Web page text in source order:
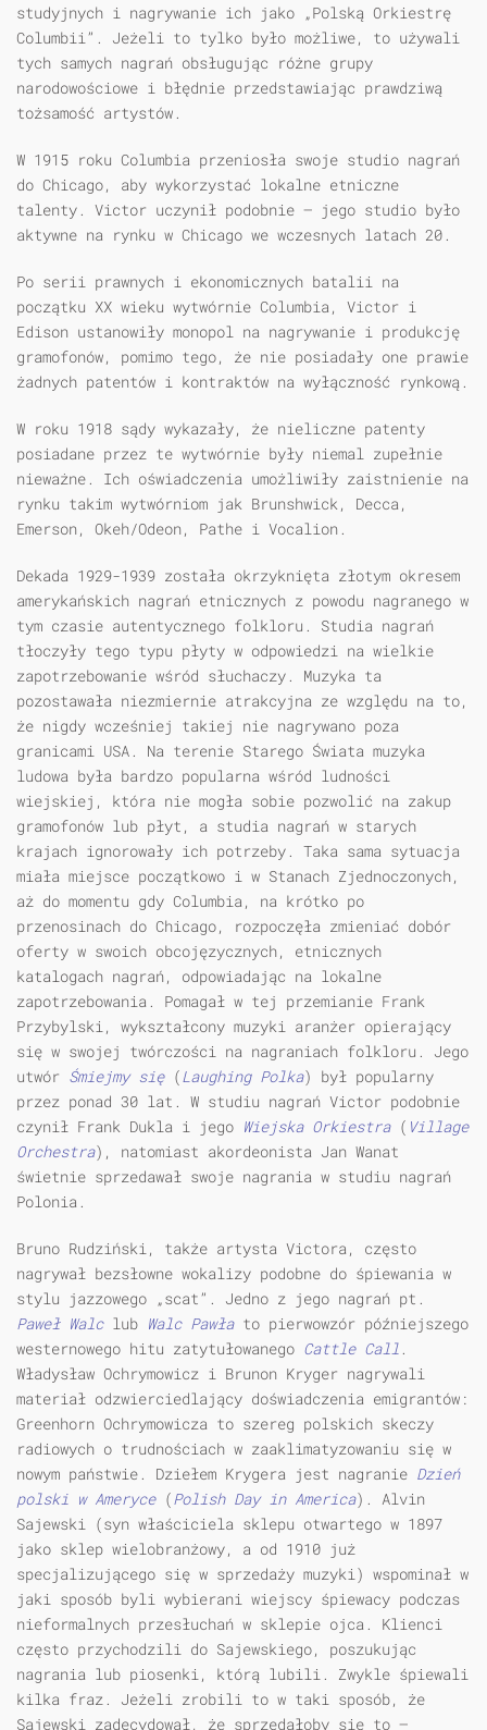
studyjnych i nagrywanie ich jako „Polską Orkiestrę
Columbii”. Jeżeli to tylko było możliwe, to używali
tych samych nagrań obsługując różne grupy
narodowościowe i błędnie przedstawiając prawdziwą
tożsamość artystów.
W 1915 roku Columbia przeniosła swoje studio nagrań
do Chicago, aby wykorzystać lokalne etniczne
talenty. Victor uczynił podobnie — jego studio było
aktywne na rynku w Chicago we wczesnych latach 20.
Po serii prawnych i ekonomicznych batalii na
początku XX wieku wytwórnie Columbia, Victor i
Edison ustanowiły monopol na nagrywanie i produkcję
gramofonów, pomimo tego, że nie posiadały one prawie
żadnych patentów i kontraktów na wyłączność rynkową.
W roku 1918 sądy wykazały, że nieliczne patenty
posiadane przez te wytwórnie były niemal zupełnie
nieważne. Ich oświadczenia umożliwiły zaistnienie na
rynku takim wytwórniom jak Brunshwick, Decca,
Emerson, Okeh/Odeon, Pathe i Vocalion.
Dekada 1929-1939 została okrzyknięta złotym okresem
amerykańskich nagrań etnicznych z powodu nagranego w
tym czasie autentycznego folkloru. Studia nagrań
tłoczyły tego typu płyty w odpowiedzi na wielkie
zapotrzebowanie wśród słuchaczy. Muzyka ta
pozostawała niezmiernie atrakcyjna ze względu na to,
że nigdy wcześniej takiej nie nagrywano poza
granicami USA. Na terenie Starego Świata muzyka
ludowa była bardzo popularna wśród ludności
wiejskiej, która nie mogła sobie pozwolić na zakup
gramofonów lub płyt, a studia nagrań w starych
krajach ignorowały ich potrzeby. Taka sama sytuacja
miała miejsce początkowo i w Stanach Zjednoczonych,
aż do momentu gdy Columbia, na krótko po
przenosinach do Chicago, rozpoczęła zmieniać dobór
oferty w swoich obcojęzycznych, etnicznych
katalogach nagrań, odpowiadając na lokalne
zapotrzebowania. Pomagał w tej przemianie Frank
Przybylski, wykształcony muzyki aranżer opierający
się w swojej twórczości na nagraniach folkloru. Jego
utwór Śmiejmy się(Laughing Polka) był popularny
przez ponad 30 lat. W studiu nagrań Victor podobnie
czynił Frank Dukla i jego Wiejska Orkiestra( Village
Orchestra), natomiast akordeonista Jan Wanat
świetnie sprzedawał swoje nagrania w studiu nagrań
Polonia.
Bruno Rudziński, także artysta Victora, często
nagrywał bezsłowne wokalizy podobne do śpiewania w
stylu jazzowego „scat”. Jedno z jego nagrań pt.
Paweł Walclub Walc Pawłato pierwowzór późniejszego
westernowego hitu zatytułowanego Cattle Call.
Władysław Ochrymowicz i Brunon Kryger nagrywali
materiał odzwierciedlający doświadczenia emigrantów:
Greenhorn Ochrymowicza to szereg polskich skeczy
radiowych o trudnościach w zaaklimatyzowaniu się w
nowym państwie. Dziełem Krygera jest nagranie Dzień
polski w Ameryce(Polish Day in America). Alvin
Sajewski (syn właściciela sklepu otwartego w 1897
jako sklep wielobranżowy, a od 1910 już
specjalizującego się w sprzedaży muzyki) wspominał w
jaki sposób byli wybierani wiejscy śpiewacy podczas
nieformalnych przesłuchań w sklepie ojca. Klienci
często przychodzili do Sajewskiego, poszukując
nagrania lub piosenki, którą lubili. Zwykle śpiewali
kilka fraz. Jeżeli zrobili to w taki sposób, że
Sajewski zadecydował, że sprzedałoby się to —